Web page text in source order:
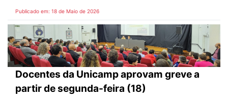
Publicado em: 18 de Maio de 2026
Docentes da Unicamp aprovam greve a
partir de segunda-feira (18)